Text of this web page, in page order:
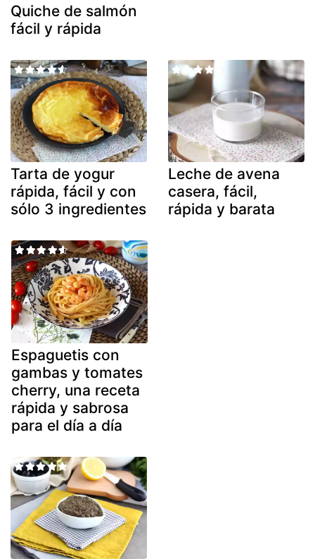
Quiche de salmón
fácil y rápida
Tarta de yogur
rápida, fácil y con
sólo 3 ingredientes
Leche de avena
casera, fácil,
rápida y barata
Espaguetis con
gambas y tomates
cherry, una receta
rápida y sabrosa
para el día a día